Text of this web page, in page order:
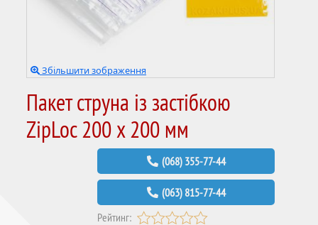
Збільшити зображення
Пакет струна із застібкою
ZipLoc 200 х 200 мм
(068) 355-77-44
(063) 815-77-44
Рейтинг: